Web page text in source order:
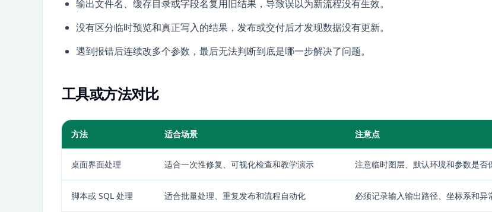
输出文件名、缓存目录或字段名复用旧结果，导致误以为新流程没有生效。
没有区分临时预览和真正写入的结果，发布或交付后才发现数据没有更新。
遇到报错后连续改多个参数，最后无法判断到底是哪一步解决了问题。
工具或方法对比
方法 适合场景 注意点
桌面界面处理 适合一次性修复、可视化检查和教学演示 注意临时图层、默认环境和参数是否
脚本或 SQL 处理 适合批量处理、重复发布和流程自动化 必须记录输入输出路径、坐标系和异